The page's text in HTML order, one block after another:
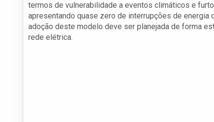
termos de vulnerabilidade a eventos climáticos e
apresentando quase zero de interrupções de
adoção deste modelo deve ser planejada de forma
rede elétrica.